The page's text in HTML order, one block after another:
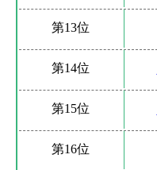
第13位
第14位
第15位
第16位